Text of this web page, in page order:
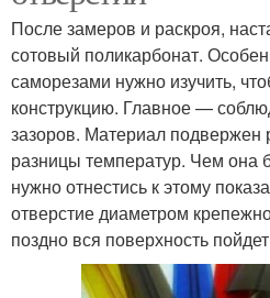
После замеров и раскроя,
сотовый поликарбонат.
саморезами нужно изучить,
конструкцию. Главное —
зазоров. Материал
разницы температур. Чем она
нужно отнестись к этому
отверстие диаметром
поздно вся поверхность